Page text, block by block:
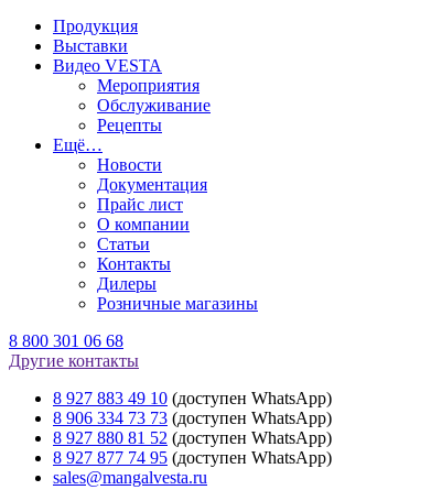
Продукция
Выставки
Видео VESTA
Мероприятия
Обслуживание
Рецепты
Ещё…
Новости
Документация
Прайс лист
О компании
Статьи
Контакты
Дилеры
Розничные магазины
8 800 301 06 68
Другие контакты
8 927 883 49 10 (доступен WhatsApp)
8 906 334 73 73 (доступен WhatsApp)
8 927 880 81 52 (доступен WhatsApp)
8 927 877 74 95 (доступен WhatsApp)
sales@mangalvesta.ru